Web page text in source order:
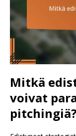
Mitkä
voivat
pitchingiä?